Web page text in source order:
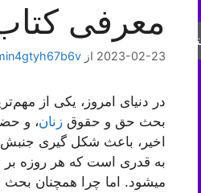
معرفی
2023-02-23 از
در دنیای امروز، یکی از
بحث حق و حقوق زنان، و
اخیر، باعث شکل گیری
به قدری است که هر روزه بر
میشود. اما چرا همچنان بحث